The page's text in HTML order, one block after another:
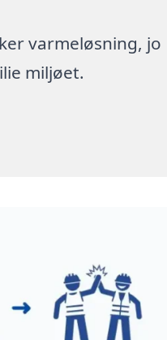
varmeløsning, jo
miljøet.